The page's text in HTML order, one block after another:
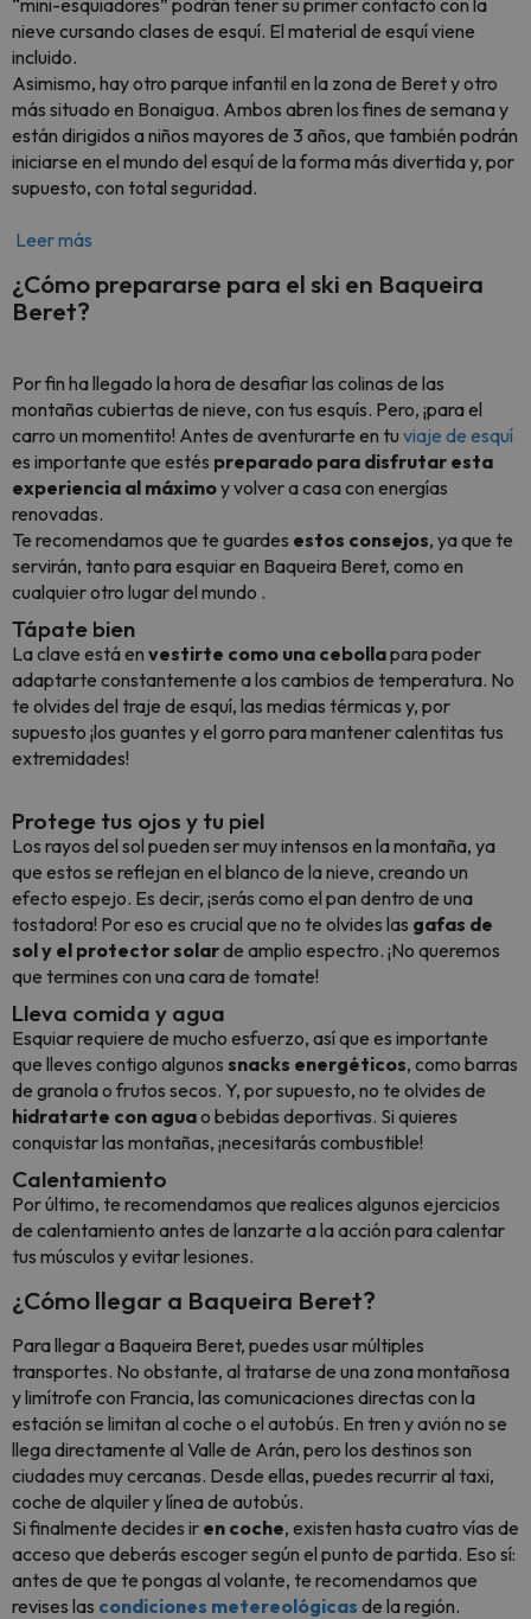
“mini-esquiadores” podrán tener su primer contacto con la
nieve cursando clases de esquí. El material de esquí viene
incluido.
Asimismo, hay otro parque infantil en la zona de Beret y otro
más situado en Bonaigua. Ambos abren los fines de semana y
están dirigidos a niños mayores de 3 años, que también podrán
iniciarse en el mundo del esquí de la forma más divertida y, por
supuesto, con total seguridad.
Leer más
¿Cómo prepararse para el ski en Baqueira
Beret?
Por fin ha llegado la hora de desafiar las colinas de las
montañas cubiertas de nieve, con tus esquís. Pero, ¡para el
carro un momentito! Antes de aventurarte en tu viaje de esquí
es importante que estés preparado para disfrutar esta
experiencia al máximoy volver a casa con energías
renovadas.
Te recomendamos que te guardes estos consejos, ya que te
servirán, tanto para esquiar en Baqueira Beret, como en
cualquier otro lugar del mundo .
Tápate bien
La clave está en vestirte como una cebollapara poder
adaptarte constantemente a los cambios de temperatura. No
te olvides del traje de esquí, las medias térmicas y, por
supuesto ¡los guantes y el gorro para mantener calentitas tus
extremidades!
Protege tus ojos y tu piel
Los rayos del sol pueden ser muy intensos en la montaña, ya
que estos se reflejan en el blanco de la nieve, creando un
efecto espejo. Es decir, ¡serás como el pan dentro de una
tostadora! Por eso es crucial que no te olvides las gafas de
sol y el protector solarde amplio espectro. ¡No queremos
que termines con una cara de tomate!
Lleva comida y agua
Esquiar requiere de mucho esfuerzo, así que es importante
que lleves contigo algunos snacks energéticos, como barras
de granola o frutos secos. Y, por supuesto, no te olvides de
hidratarte con aguao bebidas deportivas. Si quieres
conquistar las montañas, ¡necesitarás combustible!
Calentamiento
Por último, te recomendamos que realices algunos ejercicios
de calentamiento antes de lanzarte a la acción para calentar
tus músculos y evitar lesiones.
¿Cómo llegar a Baqueira Beret?
Para llegar a Baqueira Beret, puedes usar múltiples
transportes. No obstante, al tratarse de una zona montañosa
y limítrofe con Francia, las comunicaciones directas con la
estación se limitan al coche o el autobús. En tren y avión no se
llega directamente al Valle de Arán, pero los destinos son
ciudades muy cercanas. Desde ellas, puedes recurrir al taxi,
coche de alquiler y línea de autobús.
Si finalmente decides ir en coche, existen hasta cuatro vías de
acceso que deberás escoger según el punto de partida. Eso sí:
antes de que te pongas al volante, te recomendamos que
revises las condiciones metereológicas de la región.